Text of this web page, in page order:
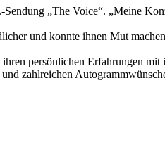
„The Voice“. „Meine
und konnte ihnen Mut
persönlichen Erfahrungen
zahlreichen